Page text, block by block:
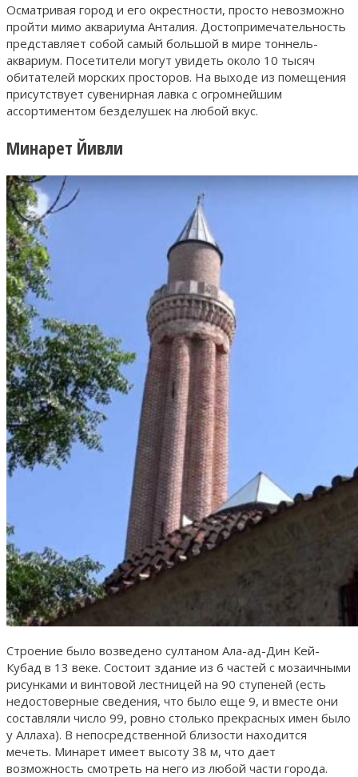
Осматривая город и его окрестности, просто невозможно
пройти мимо аквариума Анталия. Достопримечательность
представляет собой самый большой в мире тоннель-
аквариум. Посетители могут увидеть около 10 тысяч
обитателей морских просторов. На выходе из помещения
присутствует сувенирная лавка с огромнейшим
ассортиментом безделушек на любой вкус.
Минарет Йивли
Строение было возведено султаном Ала-ад-Дин Кей-
Кубад в 13 веке. Состоит здание из 6 частей с мозаичными
рисунками и винтовой лестницей на 90 ступеней (есть
недостоверные сведения, что было еще 9, и вместе они
составляли число 99, ровно столько прекрасных имен было
у Аллаха). В непосредственной близости находится
мечеть. Минарет имеет высоту 38 м, что дает
возможность смотреть на него из любой части города.